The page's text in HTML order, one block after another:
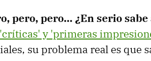
pero, pero... ¿En serio sabe
y 'primeras
su problema real es que